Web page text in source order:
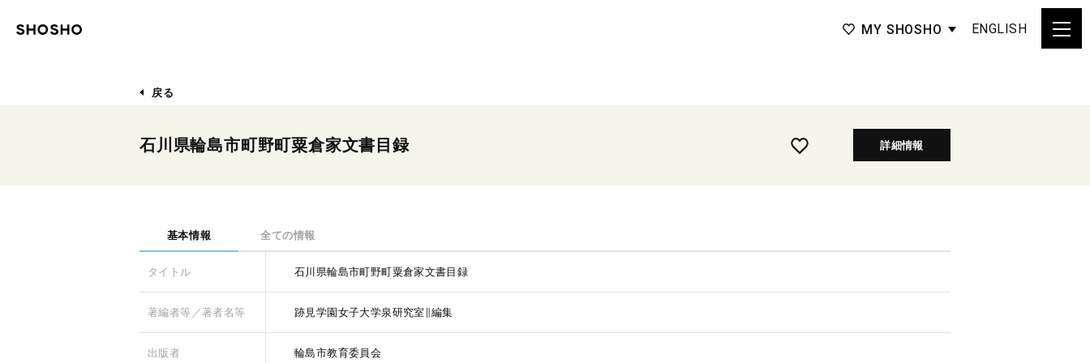
MY SHOSHO ENGLISH
戻る
石川県輪島市町野町粟倉家文書目録 詳細情報
基本情報 全ての情報
タイトル 石川県輪島市町野町粟倉家文書目録
著編者等／著者名等 跡見学園女子大学泉研究室∥編集
出版者 輪島市教育委員会